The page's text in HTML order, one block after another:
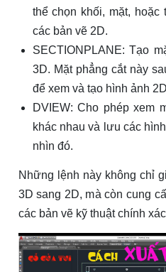
thể chọn khối, mặt, hoặc
các bản vẽ 2D.
SECTIONPLANE: Tạo
3D. Mặt phẳng cắt này
để xem và tạo hình ảnh
DVIEW: Cho phép xem
khác nhau và lưu các
nhìn đó.
Những lệnh này không chỉ
3D sang 2D, mà còn cung
các bản vẽ kỹ thuật chính